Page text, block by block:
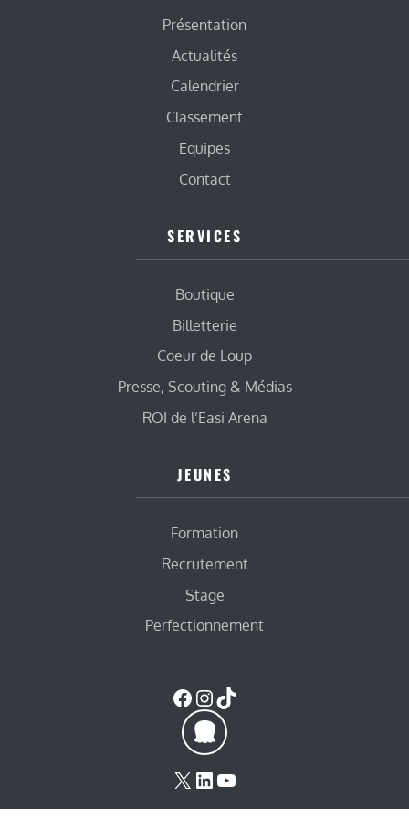
Présentation
Actualités
Calendrier
Classement
Equipes
Contact
SERVICES
Boutique
Billetterie
Coeur de Loup
Presse, Scouting & Médias
ROI de l’Easi Arena
JEUNES
Formation
Recrutement
Stage
Perfectionnement
Facebook
Instagram
TikTok
X LinkedIn
YouTube